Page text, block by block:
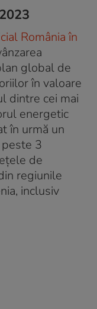
România în
global de
în valoare
dintre cei mai
energetic
în urmă un
3
de
regiunile
inclusiv